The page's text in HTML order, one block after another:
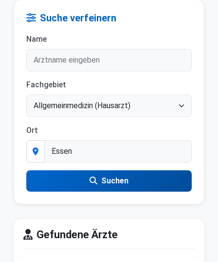
Suche verfeinern
Name
Fachgebiet
Ort
Suchen
Gefundene Ärzte